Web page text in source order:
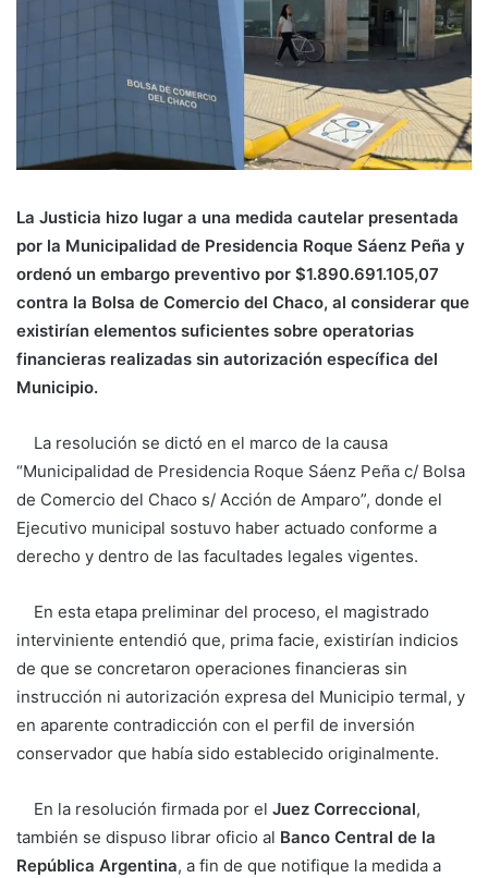
La Justicia hizo lugar a una medida cautelar presentada
por la Municipalidad de Presidencia Roque Sáenz Peña y
ordenó un embargo preventivo por $1.890.691.105,07
contra la Bolsa de Comercio del Chaco, al considerar que
existirían elementos suficientes sobre operatorias
financieras realizadas sin autorización específica del
Municipio.
La resolución se dictó en el marco de la causa
“Municipalidad de Presidencia Roque Sáenz Peña c/ Bolsa
de Comercio del Chaco s/ Acción de Amparo”, donde el
Ejecutivo municipal sostuvo haber actuado conforme a
derecho y dentro de las facultades legales vigentes.
En esta etapa preliminar del proceso, el magistrado
interviniente entendió que, prima facie, existirían indicios
de que se concretaron operaciones financieras sin
instrucción ni autorización expresa del Municipio termal, y
en aparente contradicción con el perfil de inversión
conservador que había sido establecido originalmente.
En la resolución firmada por el Juez Correccional,
también se dispuso librar oficio al Banco Central de la
República Argentina, a fin de que notifique la medida a